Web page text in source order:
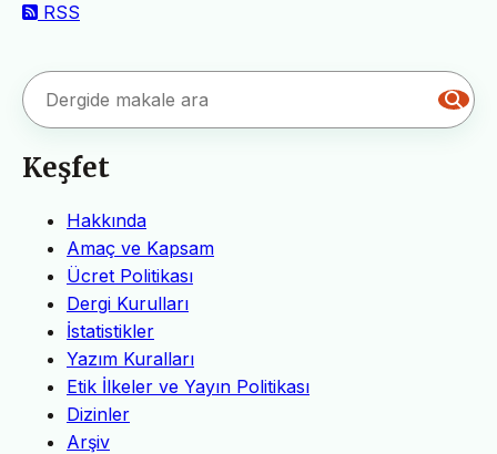
RSS
Keşfet
Hakkında
Amaç ve Kapsam
Ücret Politikası
Dergi Kurulları
İstatistikler
Yazım Kuralları
Etik İlkeler ve Yayın Politikası
Dizinler
Arşiv